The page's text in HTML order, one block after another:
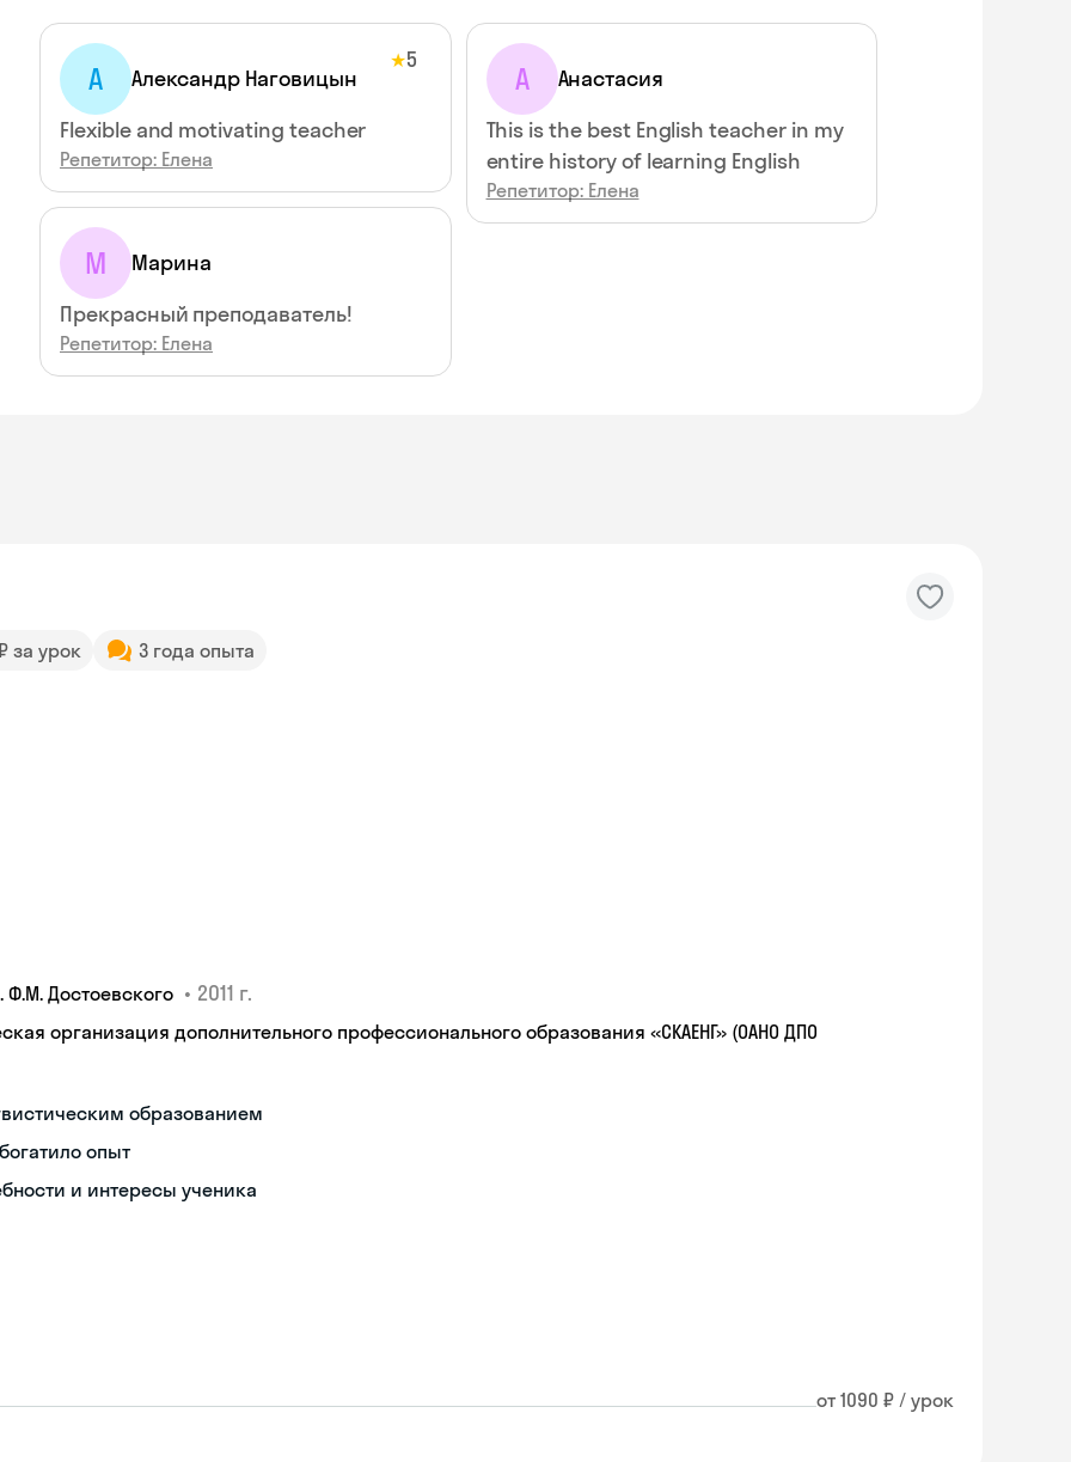
А Александр Наговицын
★5
Flexible and motivating teacher
Репетитор: Елена
М
Марина
Прекрасный преподаватель!
Репетитор: Елена
А
Анастасия
This is the best English teacher in my
entire history of learning English
Репетитор: Елена
за урок 3 года опыта
Достоевского • 2011 г.
организация дополнительного профессионального образования «СКАЕНГ» (ОАНО ДПО
образованием
опыт
и интересы ученика
от 1090 ₽ / урок